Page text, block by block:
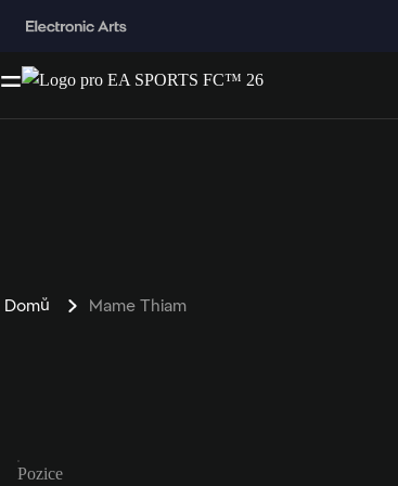
Domů Mame Thiam
Pozice